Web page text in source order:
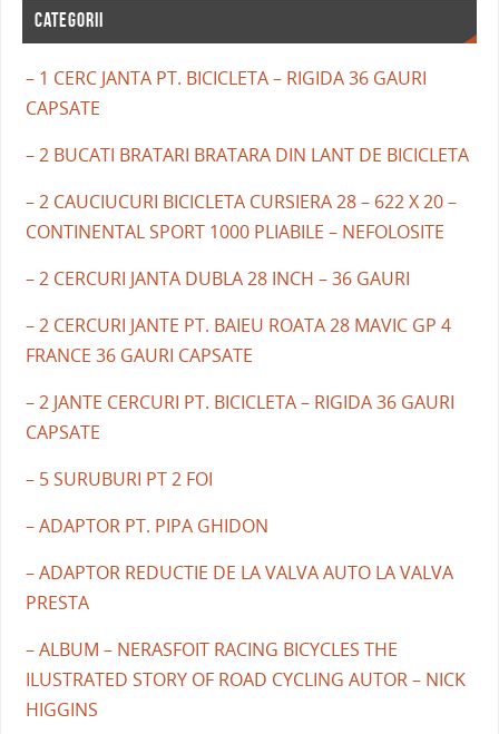
CATEGORII
– 1 CERC JANTA PT. BICICLETA – RIGIDA 36 GAURI
CAPSATE
– 2 BUCATI BRATARI BRATARA DIN LANT DE BICICLETA
– 2 CAUCIUCURI BICICLETA CURSIERA 28 – 622 X 20 –
CONTINENTAL SPORT 1000 PLIABILE – NEFOLOSITE
– 2 CERCURI JANTA DUBLA 28 INCH – 36 GAURI
– 2 CERCURI JANTE PT. BAIEU ROATA 28 MAVIC GP 4
FRANCE 36 GAURI CAPSATE
– 2 JANTE CERCURI PT. BICICLETA – RIGIDA 36 GAURI
CAPSATE
– 5 SURUBURI PT 2 FOI
– ADAPTOR PT. PIPA GHIDON
– ADAPTOR REDUCTIE DE LA VALVA AUTO LA VALVA
PRESTA
– ALBUM – NERASFOIT RACING BICYCLES THE
ILUSTRATED STORY OF ROAD CYCLING AUTOR – NICK
HIGGINS